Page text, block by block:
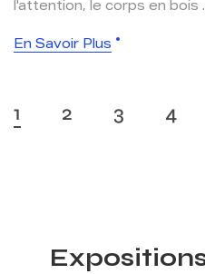
l'attention, le corps en bois
En Savoir Plus
1 2 3 4